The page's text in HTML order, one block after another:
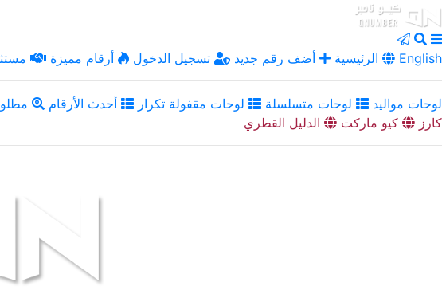
الرئيسية أضف رقم جديد تسجيل الدخول أرقام مميزة English
لوحات مواليد لوحات متسلسلة لوحات مقفولة تكرار أحدث الأرقام
كارز
كيو ماركت الدليل القطري